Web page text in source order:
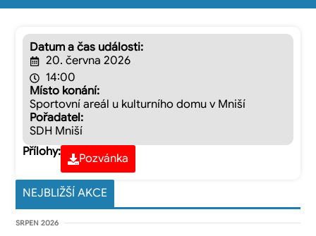
Datum a čas události:
20. června 2026
14:00
Místo konání:
Sportovní areál u kulturního domu v Mniší
Pořadatel:
SDH Mniší
Přílohy:
Pozvánka
NEJBLIŽŠÍ AKCE
SRPEN 2026